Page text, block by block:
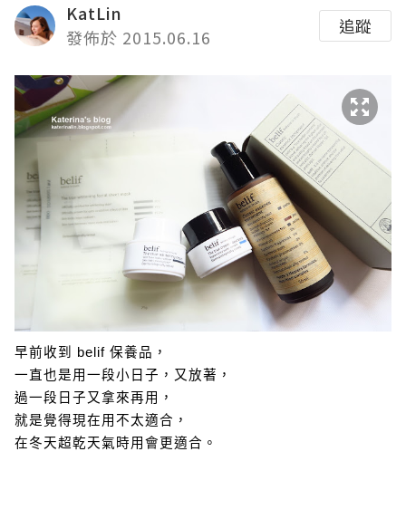
KatLin
發佈於 2015.06.16
追蹤
早前收到 belif 保養品，
一直也是用一段小日子，又放著，
過一段日子又拿來再用，
就是覺得現在用不太適合，
在冬天超乾天氣時用會更適合。